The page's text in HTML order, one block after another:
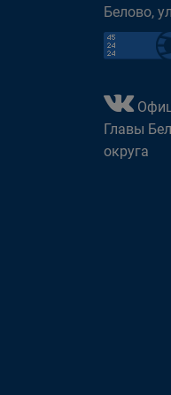
Белово,
Главы
округа